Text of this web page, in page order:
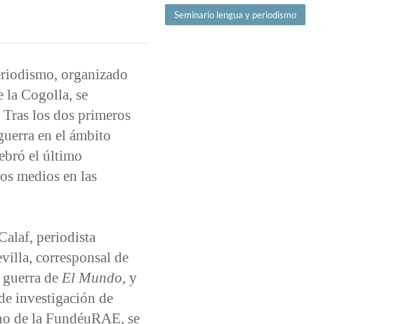
Seminario lengua y periodismo
organizado
la Cogolla, se
los dos primeros
en el ámbito
el último
medios en las
periodista
corresponsal de
de El Mundo, y
investigación de
de la FundéuRAE, se